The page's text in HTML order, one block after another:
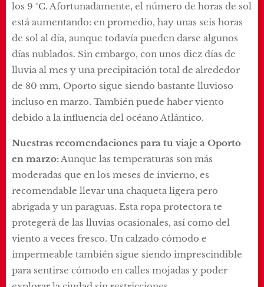
los 9 °C. Afortunadamente, el número de horas de sol
está aumentando: en promedio, hay unas seis horas
de sol al día, aunque todavía pueden darse algunos
días nublados. Sin embargo, con unos diez días de
lluvia al mes y una precipitación total de alrededor
de 80 mm, Oporto sigue siendo bastante lluvioso
incluso en marzo. También puede haber viento
debido a la influencia del océano Atlántico.
Nuestras recomendaciones para tu viaje a Oporto
en marzo: Aunque las temperaturas son más
moderadas que en los meses de invierno, es
recomendable llevar una chaqueta ligera pero
abrigada y un paraguas. Esta ropa protectora te
protegerá de las lluvias ocasionales, así como del
viento a veces fresco. Un calzado cómodo e
impermeable también sigue siendo imprescindible
para sentirse cómodo en calles mojadas y poder